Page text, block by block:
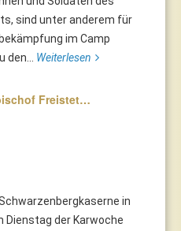
sind unter anderem für
im Camp
den... Weiterlesen
Freistet…
in
Dienstag der Karwoche